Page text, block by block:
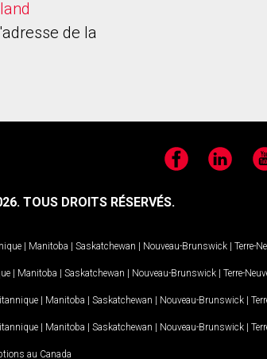
de la
FacebookLinkedIn
TOUS DROITS RÉSERVÉS.
| Manitoba | Saskatchewan | Nouveau-Brunswick | Terre-
| Manitoba | Saskatchewan | Nouveau-Brunswick | Terre-
| Manitoba | Saskatchewan | Nouveau-Brunswick |
| Manitoba | Saskatchewan | Nouveau-Brunswick |
au Canada